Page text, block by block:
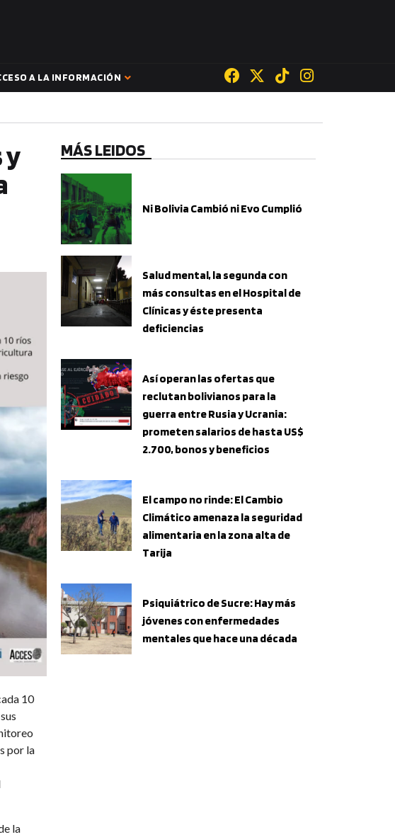
A LA INFORMACIÓN
y
10
por la
la
MÁS LEIDOS
Ni Bolivia Cambió ni Evo Cumplió
Salud mental, la segunda con
más consultas en el Hospital de
Clínicas y éste presenta
deficiencias
Así operan las ofertas que
reclutan bolivianos para la
guerra entre Rusia y Ucrania:
prometen salarios de hasta US$
2.700, bonos y beneficios
El campo no rinde: El Cambio
Climático amenaza la seguridad
alimentaria en la zona alta de
Tarija
Psiquiátrico de Sucre: Hay más
jóvenes con enfermedades
mentales que hace una década